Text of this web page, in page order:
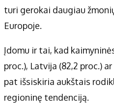
turi gerokai daugiau
Europoje.
Įdomu ir tai, kad
proc.), Latvija (82,2 proc.)
pat išsiskiria aukštais
regioninę tendenciją.